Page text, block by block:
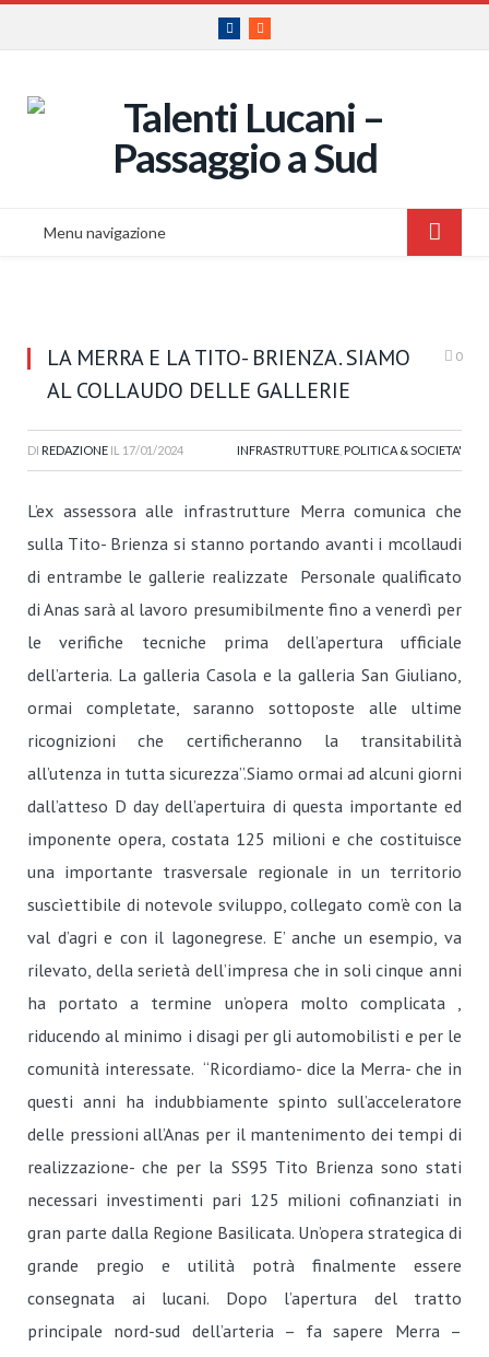
Facebook
RSS
Menu navigazione
LA MERRA E LA TITO- BRIENZA. SIAMO
AL COLLAUDO DELLE GALLERIE
0
DI REDAZIONE IL 17/01/2024 INFRASTRUTTURE POLITICA & SOCIETA'
L’ex assessora alle infrastrutture Merra comunica che
sulla Tito- Brienza si stanno portando avanti i mcollaudi
di entrambe le gallerie realizzate Personale qualificato
di Anas sarà al lavoro presumibilmente fino a venerdì per
le verifiche tecniche prima dell’apertura ufficiale
dell’arteria. La galleria Casola e la galleria San Giuliano,
ormai completate, saranno sottoposte alle ultime
ricognizioni che certificheranno la transitabilità
all’utenza in tutta sicurezza”.Siamo ormai ad alcuni giorni
dall’atteso D day dell’apertuira di questa importante ed
imponente opera, costata 125 milioni e che costituisce
una importante trasversale regionale in un territorio
suscìettibile di notevole sviluppo, collegato com’è con la
val d’agri e con il lagonegrese. E’ anche un esempio, va
rilevato, della serietà dell’impresa che in soli cinque anni
ha portato a termine un’opera molto complicata ,
riducendo al minimo i disagi per gli automobilisti e per le
comunità interessate. “Ricordiamo- dice la Merra- che in
questi anni ha indubbiamente spinto sull’acceleratore
delle pressioni all’Anas per il mantenimento dei tempi di
realizzazione- che per la SS95 Tito Brienza sono stati
necessari investimenti pari 125 milioni cofinanziati in
gran parte dalla Regione Basilicata. Un’opera strategica di
grande pregio e utilità potrà finalmente essere
consegnata ai lucani. Dopo l’apertura del tratto
principale nord-sud dell’arteria – fa sapere Merra –